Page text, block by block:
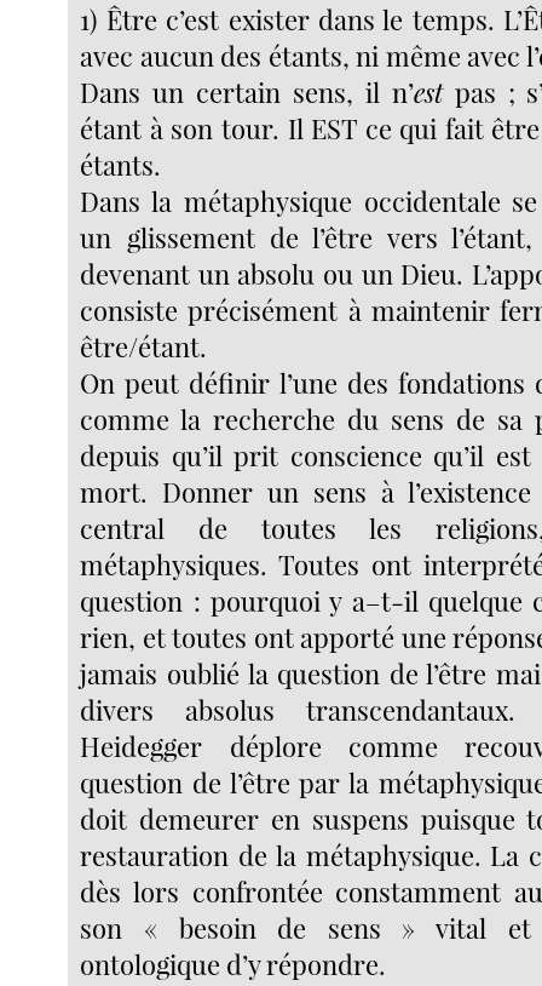
1) Être c’est exister dans le temps.
avec aucun des étants, ni même avec
Dans un certain sens, il n’estpas ;
étant à son tour. Il EST ce qui fait
étants.
Dans la métaphysique occidentale
un glissement de l’être vers l’étant,
devenant un absolu ou un Dieu.
consiste précisément à maintenir
être/étant.
On peut définir l’une des fondations
comme la recherche du sens de sa
depuis qu’il prit conscience qu’il
mort. Donner un sens à l’existence
central de toutes les religions,
métaphysiques. Toutes ont
question : pourquoi y a–t-il quelque
rien, et toutes ont apporté une
jamais oublié la question de l’être
divers absolus
Heidegger déplore comme
question de l’être par la
doit demeurer en suspens puisque
restauration de la métaphysique. La
dès lors confrontée constamment
son « besoin de sens » vital et
ontologique d’y répondre.